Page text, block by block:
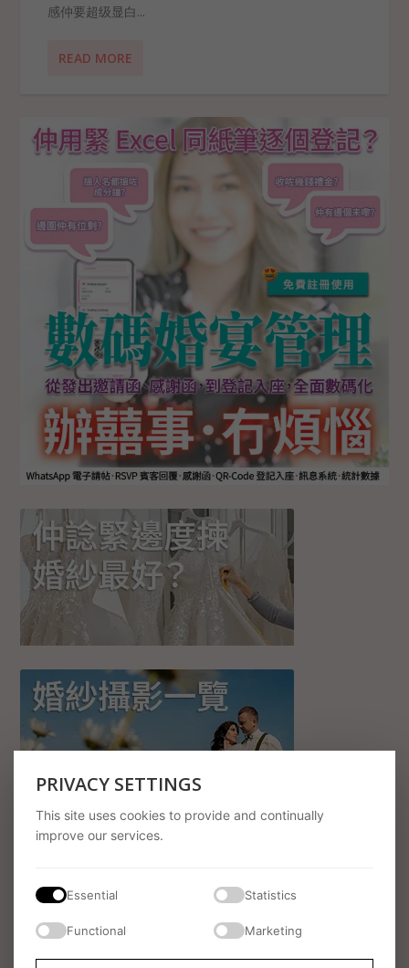
感仲要超级显白...
READ MORE
烏夫頓莊園（Ufton Court）春日婚禮 香港新娘
髮型服務
PRIVACY SETTINGS
This site uses cookies to provide and continually
improve our services.
Essential Statistics
Functional Marketing